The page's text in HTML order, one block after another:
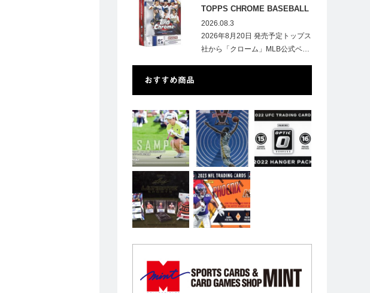
TOPPS CHROME BASEBALL
LOGOFRACTOR
2026.08.3
2026年8月20日 発売予定トップス
社から「クローム」MLB公式ベ…
おすすめ商品